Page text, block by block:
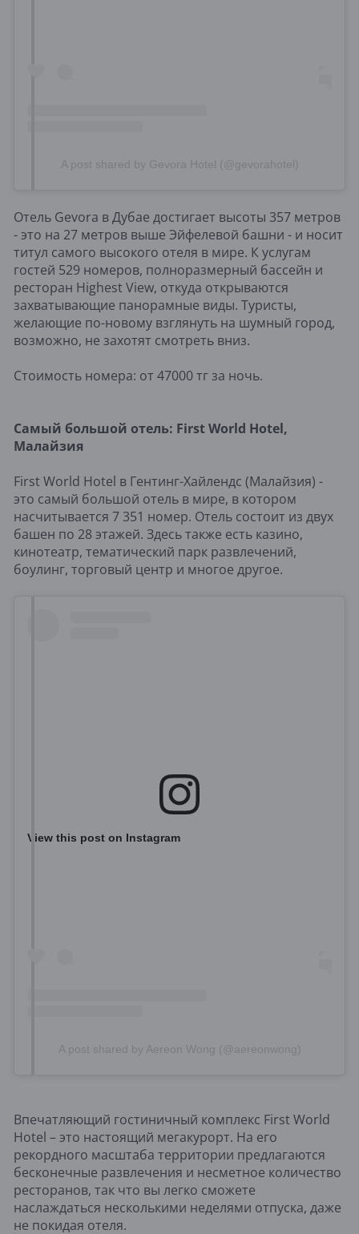
A post shared by Gevora Hotel (@gevorahotel)
Отель Gevora в Дубае достигает высоты 357 метров
- это на 27 метров выше Эйфелевой башни - и носит
титул самого высокого отеля в мире. К услугам
гостей 529 номеров, полноразмерный бассейн и
ресторан Highest View, откуда открываются
захватывающие панорамные виды. Туристы,
желающие по-новому взглянуть на шумный город,
возможно, не захотят смотреть вниз.
Стоимость номера: от 47000 тг за ночь.
Самый большой отель: FirstWorld Hotel,
Малайзия
First World Hotel в Гентинг-Хайлендс (Малайзия) -
это самый большой отель в мире, в котором
насчитывается 7 351 номер. Отель состоит из двух
башен по 28 этажей. Здесь также есть казино,
кинотеатр, тематический парк развлечений,
боулинг, торговый центр и многое другое.
View this post on Instagram
A post shared by Aereon Wong (@aereonwong)
Впечатляющий гостиничный комплекс First World
Hotel – это настоящий мегакурорт. На его
рекордного масштаба территории предлагаются
бесконечные развлечения и несметное количество
ресторанов, так что вы легко сможете
наслаждаться несколькими неделями отпуска, даже
не покидая отеля.